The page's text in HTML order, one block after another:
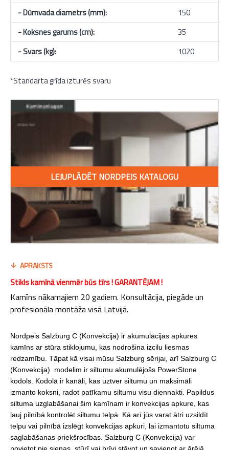
LEJUPLĀDĒT NORDPEIS KATALOGU
- Dūmvada diametrs (mm):
150
- Koksnes garums (cm):
35
- Svars (kg): 1020
*Standarta grīda izturēs svaru
APRAKSTS
Stikls kamīnā vienmēr būs tīrs ! GARANTĒJAM !
Kamīns nākamajiem 20 gadiem. Konsultācija, piegāde un
profesionāla montāža visā Latvijā.
Nordpeis Salzburg C (Konvekcija) ir akumulācijas apkures
kamīns ar stūra stiklojumu, kas nodrošina izcilu liesmas
redzamību. Tāpat kā visai mūsu Salzburg sērijai, arī Salzburg C
(Konvekcija) modelim ir siltumu akumulējošs PowerStone
kodols. Kodolā ir kanāli, kas uztver siltumu un maksimāli
izmanto koksni, radot patīkamu siltumu visu diennakti. Papildus
siltuma uzglabāšanai šim kamīnam ir konvekcijas apkure, kas
ļauj pilnībā kontrolēt siltumu telpā. Kā arī jūs varat ātri uzsildīt
telpu vai pilnībā izslēgt konvekcijas apkuri, lai izmantotu siltuma
saglabāšanas priekšrocības. Salzburg C (Konvekcija) var
novietot pie sienas, stūrī vai brīvi stāvot un savienot ar ārējā